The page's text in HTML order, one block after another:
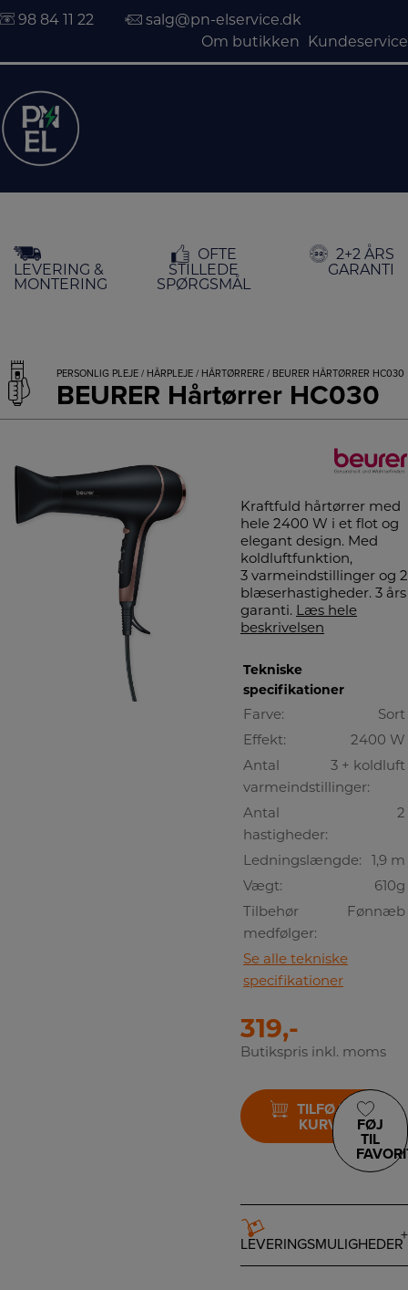
indholdet
98 84 11 22
salg@pn-elservice.dk
Om butikken
Kundeservice
LEVERING &
MONTERING
OFTE
STILLEDE
SPØRGSMÅL
2+2 ÅRS
GARANTI
PERSONLIG PLEJE / HÅRPLEJE / HÅRTØRRERE / BEURER HÅRTØRRER HC030
BEURER Hårtørrer HC030
Kraftfuld hårtørrer med
hele 2400 W i et flot og
elegant design. Med
koldluftfunktion,
3 varmeindstillinger og 2
blæserhastigheder. 3 års
garanti. Læs hele
beskrivelsen
Tekniske
specifikationer
Farve:
Sort
Effekt:
2400 W
Antal
varmeindstillinger:
3 + koldluft
Antal
hastigheder:
2
Ledningslængde:
1,9 m
Vægt:
610g
Tilbehør
medfølger:
Fønnæb
Se alle tekniske
specifikationer
319,-
Butikspris inkl. moms
TILFØJ TIL
KURV
FØJ
TIL
LEVERINGSMULIGHEDER